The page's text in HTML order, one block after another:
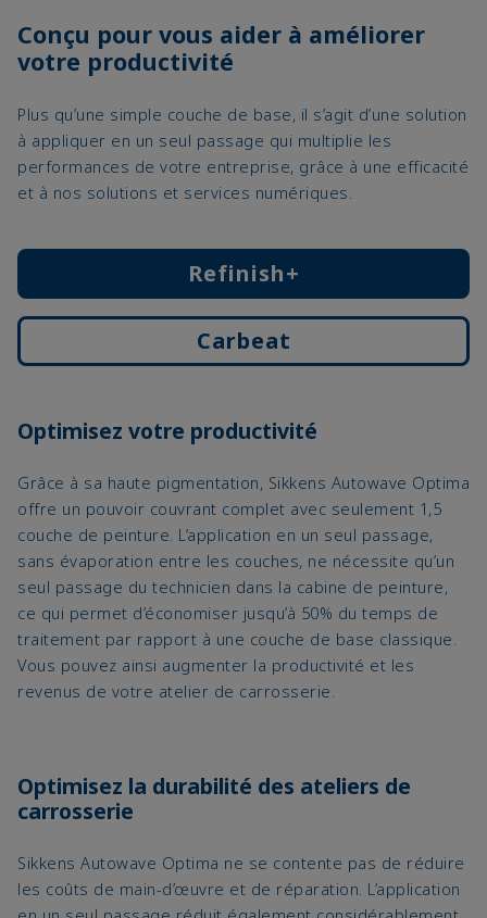
Conçu pour vous aider à améliorer
votre productivité
Plus qu’une simple couche de base, il s’agit d’une solution
à appliquer en un seul passage qui multiplie les
performances de votre entreprise, grâce à une efficacité
et à nos solutions et services numériques.
Refinish+
Carbeat
Optimisez votre productivité
Grâce à sa haute pigmentation, Sikkens Autowave Optima
offre un pouvoir couvrant complet avec seulement 1,5
couche de peinture. L’application en un seul passage,
sans évaporation entre les couches, ne nécessite qu’un
seul passage du technicien dans la cabine de peinture,
ce qui permet d’économiser jusqu’à 50% du temps de
traitement par rapport à une couche de base classique.
Vous pouvez ainsi augmenter la productivité et les
revenus de votre atelier de carrosserie.
Optimisez la durabilité des ateliers de
carrosserie
Sikkens Autowave Optima ne se contente pas de réduire
les coûts de main-d’œuvre et de réparation. L’application